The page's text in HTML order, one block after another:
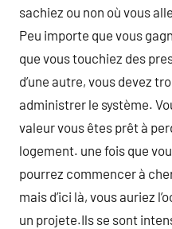
sachiez ou non où vous
Peu importe que vous
que vous touchiez des
d’une autre, vous devez
administrer le système.
valeur vous êtes prêt à
logement. une fois que
pourrez commencer à
mais d’ici là, vous auriez
un projete.Ils se sont